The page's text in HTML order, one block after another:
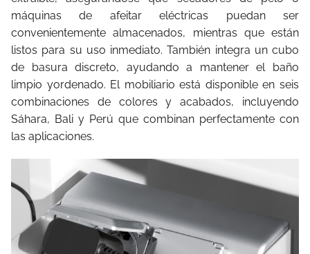
máquinas de afeitar eléctricas puedan ser
convenientemente almacenados, mientras que están
listos para su uso inmediato. También integra un cubo
de basura discreto, ayudando a mantener el baño
limpio yordenado. El mobiliario está disponible en seis
combinaciones de colores y acabados, incluyendo
Sáhara, Bali y Perú que combinan perfectamente con
las aplicaciones.